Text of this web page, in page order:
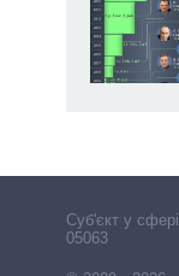
Cуб'єкт у
05063